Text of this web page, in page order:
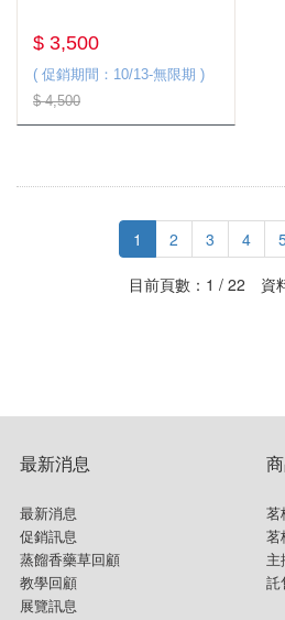
$ 3,500
( 促銷期間：10/13-無限期 )
$ 4,500
1 2 3 4
目前頁數：1 / 22 資
最新消息
最新消息
促銷訊息
蒸餾香藥草回顧
教學回顧
展覽訊息
茗
茗
主
託